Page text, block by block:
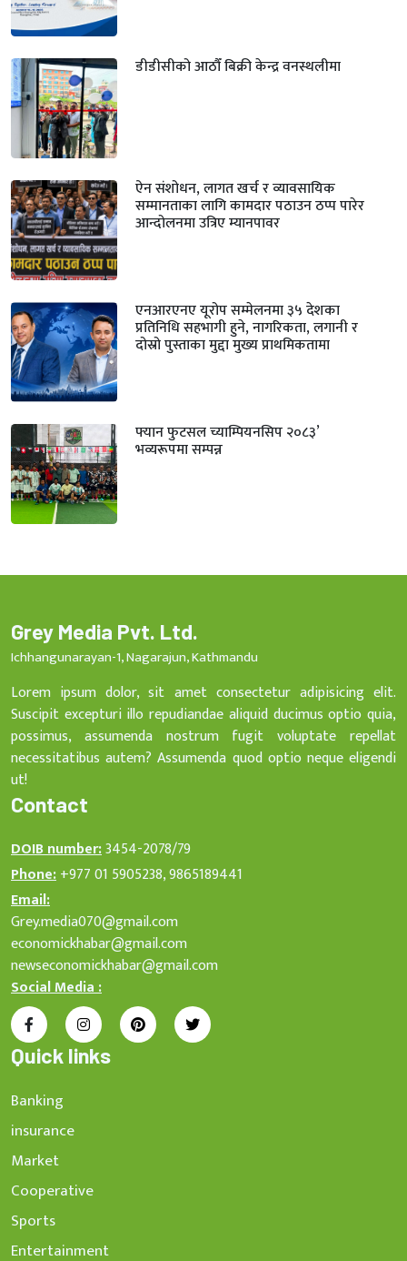
डीडीसीको आठौँ बिक्री केन्द्र वनस्थलीमा
ऐन संशोधन, लागत खर्च र व्यावसायिक
सम्मानताका लागि कामदार पठाउन ठप्प पारेर
आन्दोलनमा उत्रिए म्यानपावर
एनआरएनए यूरोप सम्मेलनमा ३५ देशका
प्रतिनिधि सहभागी हुने, नागरिकता, लगानी र
दोस्रो पुस्ताका मुद्दा मुख्य प्राथमिकतामा
फ्यान फुटसल च्याम्पियनसिप २०८३’
भव्यरूपमा सम्पन्न
Grey Media Pvt. Ltd.
Ichhangunarayan-1, Nagarajun, Kathmandu
Lorem ipsum dolor, sit amet consectetur adipisicing elit.
Suscipit excepturi illo repudiandae aliquid ducimus optio quia,
possimus, assumenda nostrum fugit voluptate repellat
necessitatibus autem? Assumenda quod optio neque eligendi
ut!
Contact
DOIB number:3454-2078/79
Phone:+977 01 5905238, 9865189441
Email:
Grey.media070@gmail.com
economickhabar@gmail.com
newseconomickhabar@gmail.com
Social Media :
Quick links
Banking
insurance
Market
Cooperative
Sports
Entertainment